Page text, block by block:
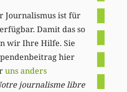
Journalismus ist für
Damit das so
wir Ihre Hilfe. Sie
hier
uns anders
journalisme libre